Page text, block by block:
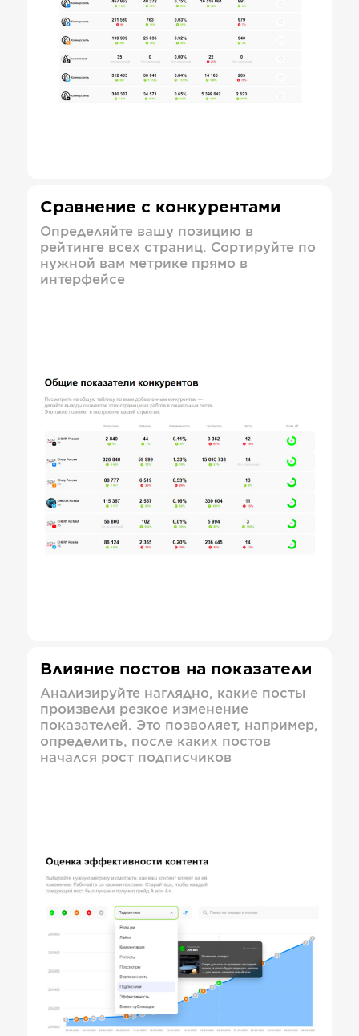
Сравнение с конкурентами
Определяйте вашу позицию в
рейтинге всех страниц. Сортируйте по
нужной вам метрике прямо в
интерфейсе
Влияние постов на показатели
Анализируйте наглядно, какие посты
произвели резкое изменение
показателей. Это позволяет, например,
определить, после каких постов
начался рост подписчиков